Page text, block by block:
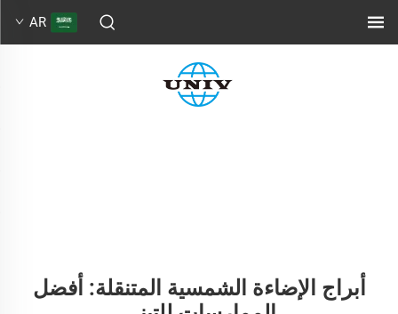
AR
أبراج الإضاءة الشمسية المتنقلة: أفضل